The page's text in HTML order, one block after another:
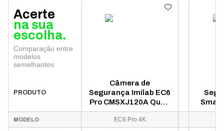
Acerte
na sua
escolha.
Comparação entre
modelos
semelhantes
PRODUTO
Câmera de
Segurança Imilab EC6
Pro CMSXJ120A Quad
HD WiFi - Branco
Smart
MODELO EC6 Pro 4K